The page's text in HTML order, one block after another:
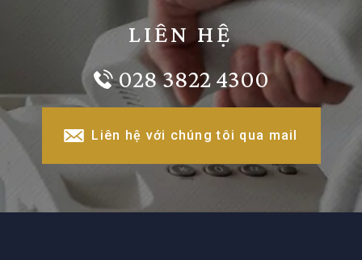
LIÊN HỆ
028 3822 4300
Liên hệ với chúng tôi qua mail